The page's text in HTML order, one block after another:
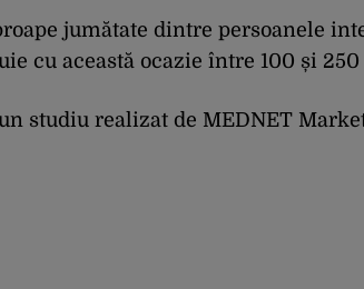
jumătate dintre persoanele
cu această ocazie între 100 și
studiu realizat de MEDNET